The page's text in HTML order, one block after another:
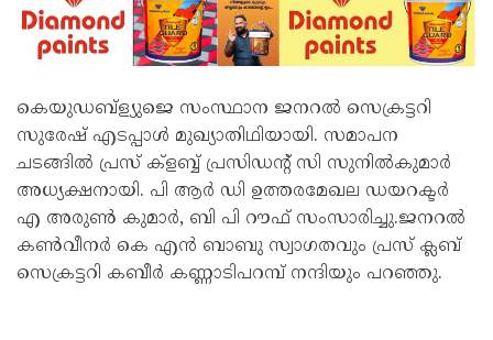
കെയുഡബ്ള്യുജെ സംസ്ഥാന ജനറൽ സെക്രട്ടറി
സുരേഷ് എടപ്പാൾ മുഖ്യാതിഥിയായി. സമാപന
ചടങ്ങിൽ പ്രസ് ക്ളബ്ബ് പ്രസിഡൻ്റ് സി സുനിൽകുമാർ
അധ്യക്ഷനായി. പി ആർ ഡി ഉത്തരമേഖല ഡയറക്ടർ
എ അരുൺ കുമാർ, ബി പി റൗഫ് സംസാരിച്ചു.ജനറൽ
കൺവീനർ കെ എൻ ബാബു സ്വാഗതവും പ്രസ് ക്ലബ്
സെക്രട്ടറി കബീർ കണ്ണാടിപറമ്പ് നന്ദിയും പറഞ്ഞു.